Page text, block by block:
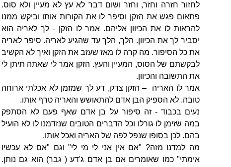
לחזור חזרה וחזר, וחזר ושום דבר לא עץ לא מעיין ולא סוס.
פתאום פגש את הזקן וסיפר לו את הקורות אותו וביקש ממנו
להראות לו את הכיוון אליהם. אמר לו הזקן - לך לאריה הוא
יסביר לך את הכיוון. הלך, הלך עד שהגיע לאריה. סיפר לאריה
את כל הסיפור. מה קרה לו מאז שעזב את הזקן ואיך לא הקשיב
לבקשתם של הסוס, המעיין והעץ. הזקן אמר לי שאתה תיתן לי
את התשובה והכיוון.
אמר לו האריה – הזקן צדק, דע לך שמזמן לא אכלתי ארוחה
טובה. לא הספיק הבן אדם להתאושש והאריה טרף אותו.
נעים בכבוד - זה סיפור על בן אדם שאף פעם לא הסתפק
במה שזימן לו גורלו וכל הדברים הטובים שנזדמנו לו לא הועיל
בהם. לכן בסופו שנפל לפה של האריה ואכל אותו.
מה למדנו מזה? "אם אין אני לי מי לי" וגם "אם לא עכשיו
אימתי" כמו שאומרים אם בן אדם ג'דע ( גבר) הוא גם נותן.